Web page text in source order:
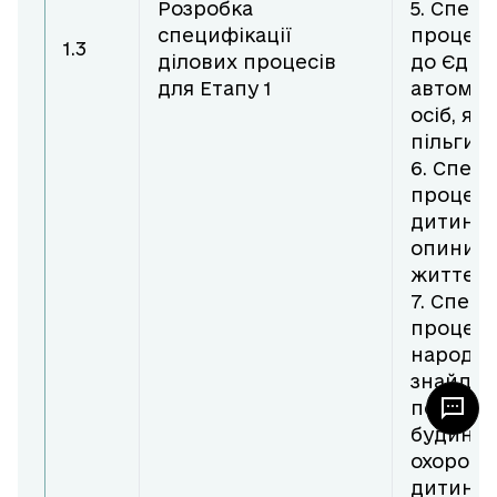
1.3
Розробка
специфікації
ділових процесів
для Етапу 1
5.
до
осіб,
пільги".
6.
дитини
7.
дитини,